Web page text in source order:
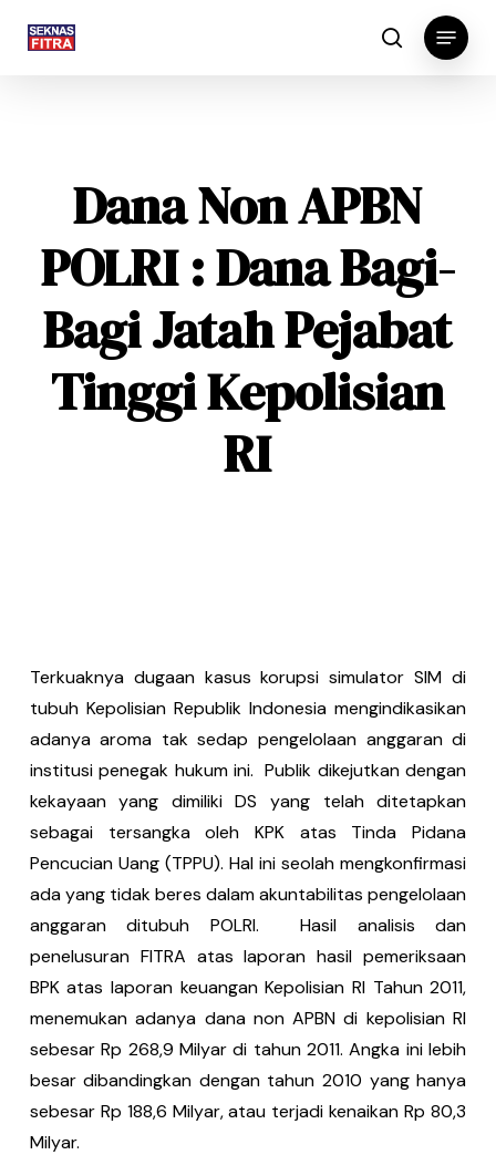
search
Menu
Dana Non APBN
POLRI : Dana Bagi-
Bagi Jatah Pejabat
Tinggi Kepolisian
RI
Terkuaknya dugaan kasus korupsi simulator SIM di
tubuh Kepolisian Republik Indonesia mengindikasikan
adanya aroma tak sedap pengelolaan anggaran di
institusi penegak hukum ini. Publik dikejutkan dengan
kekayaan yang dimiliki DS yang telah ditetapkan
sebagai tersangka oleh KPK atas Tinda Pidana
Pencucian Uang (TPPU). Hal ini seolah mengkonfirmasi
ada yang tidak beres dalam akuntabilitas pengelolaan
anggaran ditubuh POLRI. Hasil analisis dan
penelusuran FITRA atas laporan hasil pemeriksaan
BPK atas laporan keuangan Kepolisian RI Tahun 2011,
menemukan adanya dana non APBN di kepolisian RI
sebesar Rp 268,9 Milyar di tahun 2011. Angka ini lebih
besar dibandingkan dengan tahun 2010 yang hanya
sebesar Rp 188,6 Milyar, atau terjadi kenaikan Rp 80,3
Milyar.